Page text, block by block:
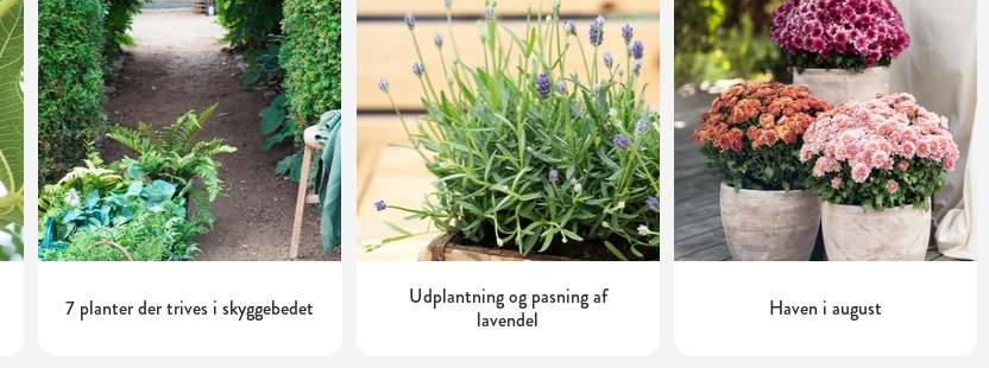
7 planter der trives i skyggebedet
Udplantning og pasning af
lavendel
Haven i august